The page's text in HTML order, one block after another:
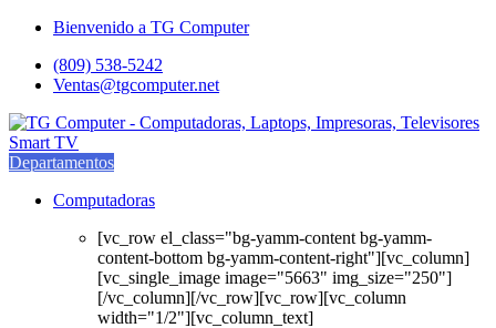
Saltar
navegación
saltar
contenido
Bienvenido a TG Computer
(809) 538-5242
Ventas@tgcomputer.net
Departamentos
Computadoras
[vc_row el_class="bg-yamm-content bg-yamm-
content-bottom bg-yamm-content-right"][vc_column]
[vc_single_image image="5663" img_size="250"]
[/vc_column][/vc_row][vc_row][vc_column
width="1/2"][vc_column_text]